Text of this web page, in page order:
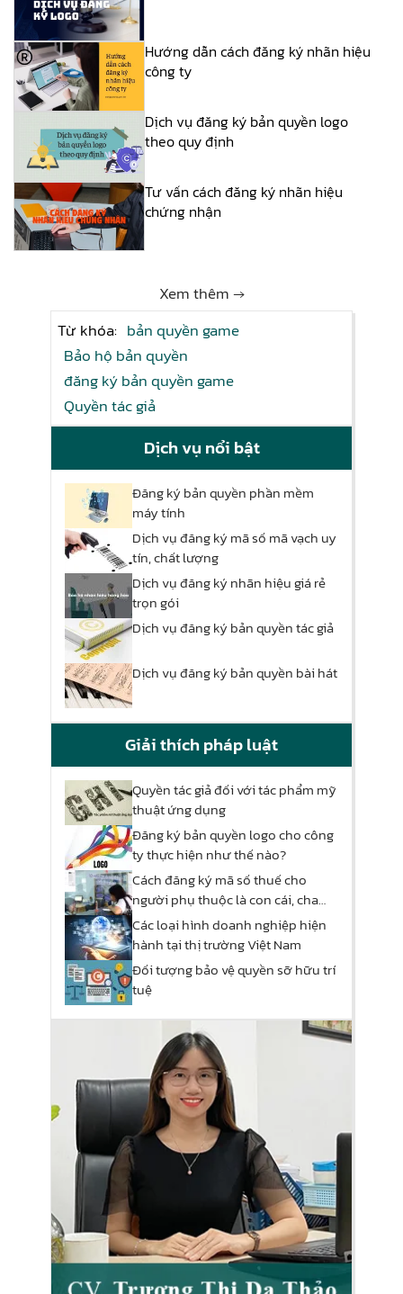
Hướng dẫn cách đăng ký nhãn hiệu
công ty
Dịch vụ đăng ký bản quyền logo
theo quy định
Tư vấn cách đăng ký nhãn hiệu
chứng nhận
Xem thêm →
Từ khóa: bản quyền game
Bảo hộ bản quyền
đăng ký bản quyền game
Quyền tác giả
Dịch vụ nổi bật
Đăng ký bản quyền phần mềm
máy tính
Dịch vụ đăng ký mã số mã vạch uy
tín, chất lượng
Dịch vụ đăng ký nhãn hiệu giá rẻ
trọn gói
Dịch vụ đăng ký bản quyền tác giả
Dịch vụ đăng ký bản quyền bài hát
Giải thích pháp luật
Quyền tác giả đối với tác phẩm mỹ
thuật ứng dụng
Đăng ký bản quyền logo cho công
ty thực hiện như thế nào?
Cách đăng ký mã số thuế cho
người phụ thuộc là con cái, cha
mẹ
Các loại hình doanh nghiệp hiện
hành tại thị trường Việt Nam
Đối tượng bảo vệ quyền sỡ hữu trí
tuệ